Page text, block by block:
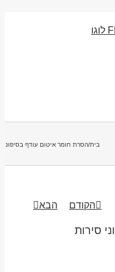
בית/הסרת חומר איטום עודף בסיפוני
הקודם הבא
סירות